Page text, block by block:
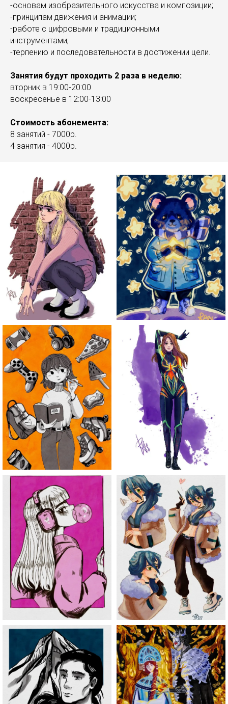
-основам изобразительного искусства и композиции;
-принципам движения и анимации;
-работе с цифровыми и традиционными
инструментами;
-терпению и последовательности в достижении цели.
Занятия будут проходить 2 раза в неделю:
вторник в 19:00-20:00
воскресенье в 12:00-13:00
Стоимость абонемента:
8 занятий - 7000р.
4 занятия - 4000р.